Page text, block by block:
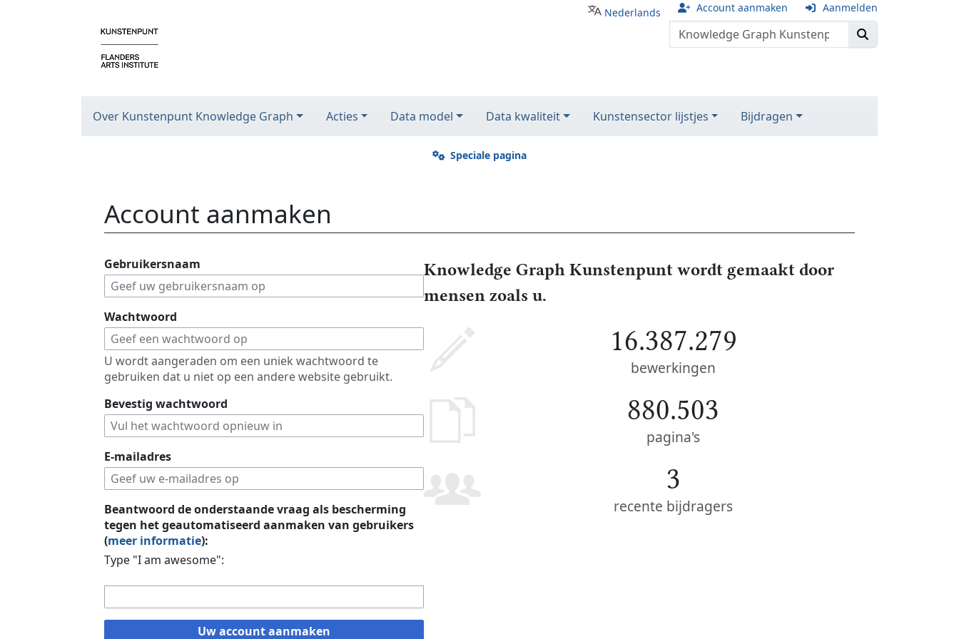
Nederlands Account aanmaken Aanmelden
Over Kunstenpunt Knowledge Graph Acties Data model Data kwaliteit Kunstensector lijstjes Bijdragen
Speciale pagina
Account aanmaken
Gebruikersnaam
Wachtwoord
U wordt aangeraden om een uniek wachtwoord te
gebruiken dat u niet op een andere website gebruikt.
Bevestig wachtwoord
E-mailadres
Beantwoord de onderstaande vraag als bescherming
tegen het geautomatiseerd aanmaken van gebruikers
(meer informatie):
Type "I am awesome":
Uw account aanmaken
Knowledge Graph Kunstenpunt wordt gemaakt door
mensen zoals u.
16.387.279
bewerkingen
880.503
pagina's
3
recente bijdragers